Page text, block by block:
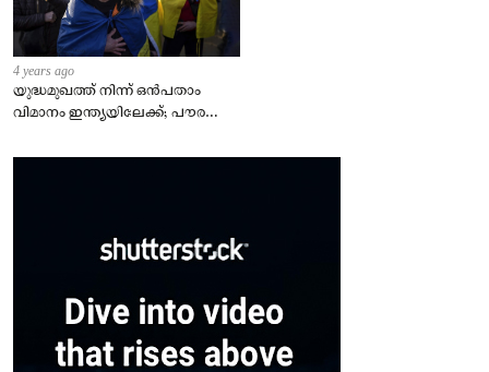
4 years ago
യുദ്ധമുഖത്ത് നിന്ന് ഒൻപതാം
വിമാനം ഇന്ത്യയിലേക്ക്; പൗരന്മാർ
– കേന്ദ്രം